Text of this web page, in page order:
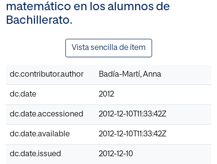
matemático en los alumnos de
Bachillerato.
Vista sencilla de ítem
dc.contributor.author Badía-Martí, Anna
dc.date 2012
dc.date.accessioned 2012-12-10T11:33:42Z
dc.date.available 2012-12-10T11:33:42Z
dc.date.issued 2012-12-10